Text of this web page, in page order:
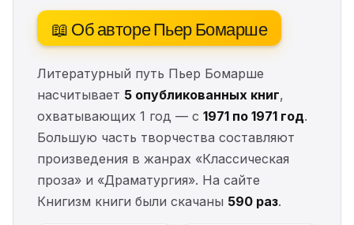
📖 Об авторе Пьер Бомарше
Литературный путь Пьер Бомарше
насчитывает 5 опубликованных книг,
охватывающих 1 год — с 1971 по 1971 год.
Большую часть творчества составляют
произведения в жанрах «Классическая
проза» и «Драматургия». На сайте
Книгизм книги были скачаны 590 раз.